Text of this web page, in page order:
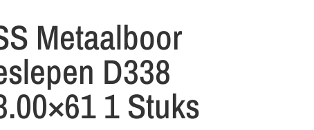
Metaalboor
D338
1 Stuks